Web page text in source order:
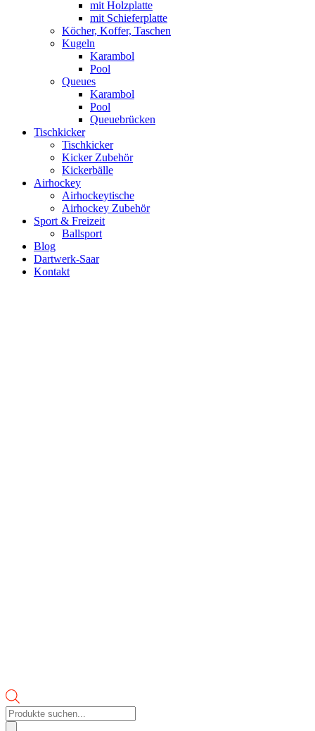
mit Holzplatte
mit Schieferplatte
Köcher, Koffer, Taschen
Kugeln
Karambol
Pool
Queues
Karambol
Pool
Queuebrücken
Tischkicker
Tischkicker
Kicker Zubehör
Kickerbälle
Airhockey
Airhockeytische
Airhockey Zubehör
Sport & Freizeit
Ballsport
Blog
Dartwerk-Saar
Kontakt
Products
search